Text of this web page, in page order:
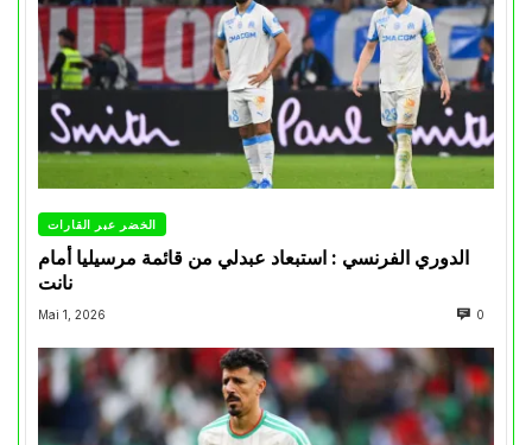
الخضر عبر القارات
الدوري الفرنسي : استبعاد عبدلي من قائمة مرسيليا أمام
نانت
Mai 1, 2026 0